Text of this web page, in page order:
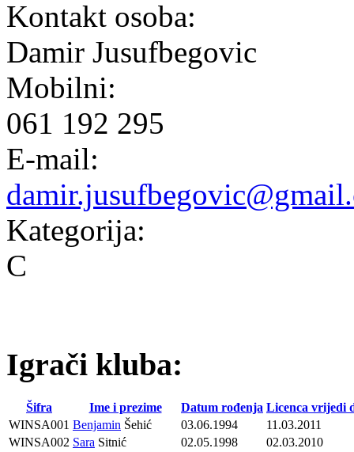
Kontakt osoba:
Damir Jusufbegovic
Mobilni:
061 192 295
E-mail:
Kategorija:
C
Igrači kluba:
Šifra Ime i prezime Datum rođenja Licenca vrijedi
WINSA001 Benjamin Šehić 03.06.1994
11.03.2011
WINSA002 Sara Sitnić 02.05.1998
02.03.2010